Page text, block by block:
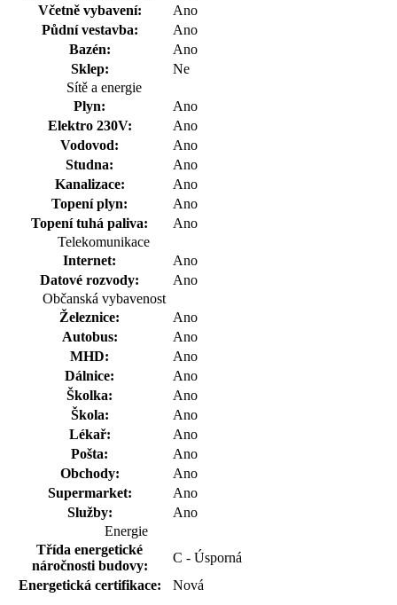
Včetně vybavení:
Ano
Půdní vestavba:
Ano
Bazén:
Ano
Sklep:
Ne
Sítě a energie
Plyn:
Ano
Elektro 230V:
Ano
Vodovod:
Ano
Studna:
Ano
Kanalizace:
Ano
Topení plyn:
Ano
Topení tuhá paliva:
Ano
Telekomunikace
Internet:
Ano
Datové rozvody:
Ano
Občanská vybavenost
Železnice:
Ano
Autobus:
Ano
MHD:
Ano
Dálnice:
Ano
Školka:
Ano
Škola:
Ano
Lékař:
Ano
Pošta:
Ano
Obchody:
Ano
Supermarket:
Ano
Služby:
Ano
Energie
Třída energetické
náročnosti budovy:
C - Úsporná
Energetická certifikace:
Nová